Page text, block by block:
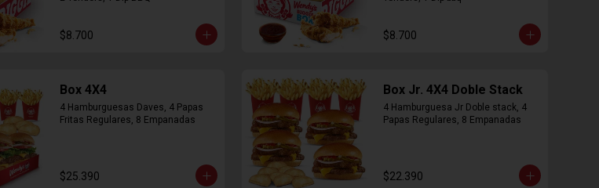
$8.700 $8.700
Box 4X4
4 Hamburguesas Daves, 4 Papas
Fritas Regulares, 8 Empanadas
$25.390
Box Jr. 4X4 Doble Stack
4 Hamburguesa Jr Doble stack, 4
Papas Regulares, 8 Empanadas
$22.390